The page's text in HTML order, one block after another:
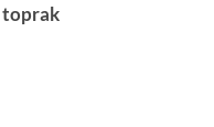
toprak